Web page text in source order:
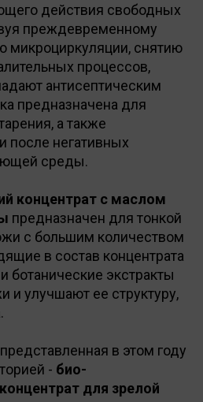
действия свободных
преждевременному
микроциркуляции, снятию
процессов,
антисептическим
предназначена для
а также
после негативных
среды.
концентрат с маслом
предназначен для тонкой
с большим количеством
в состав концентрата
ботанические экстракты
и улучшают ее структуру,
в этом году
- био-
для зрелой